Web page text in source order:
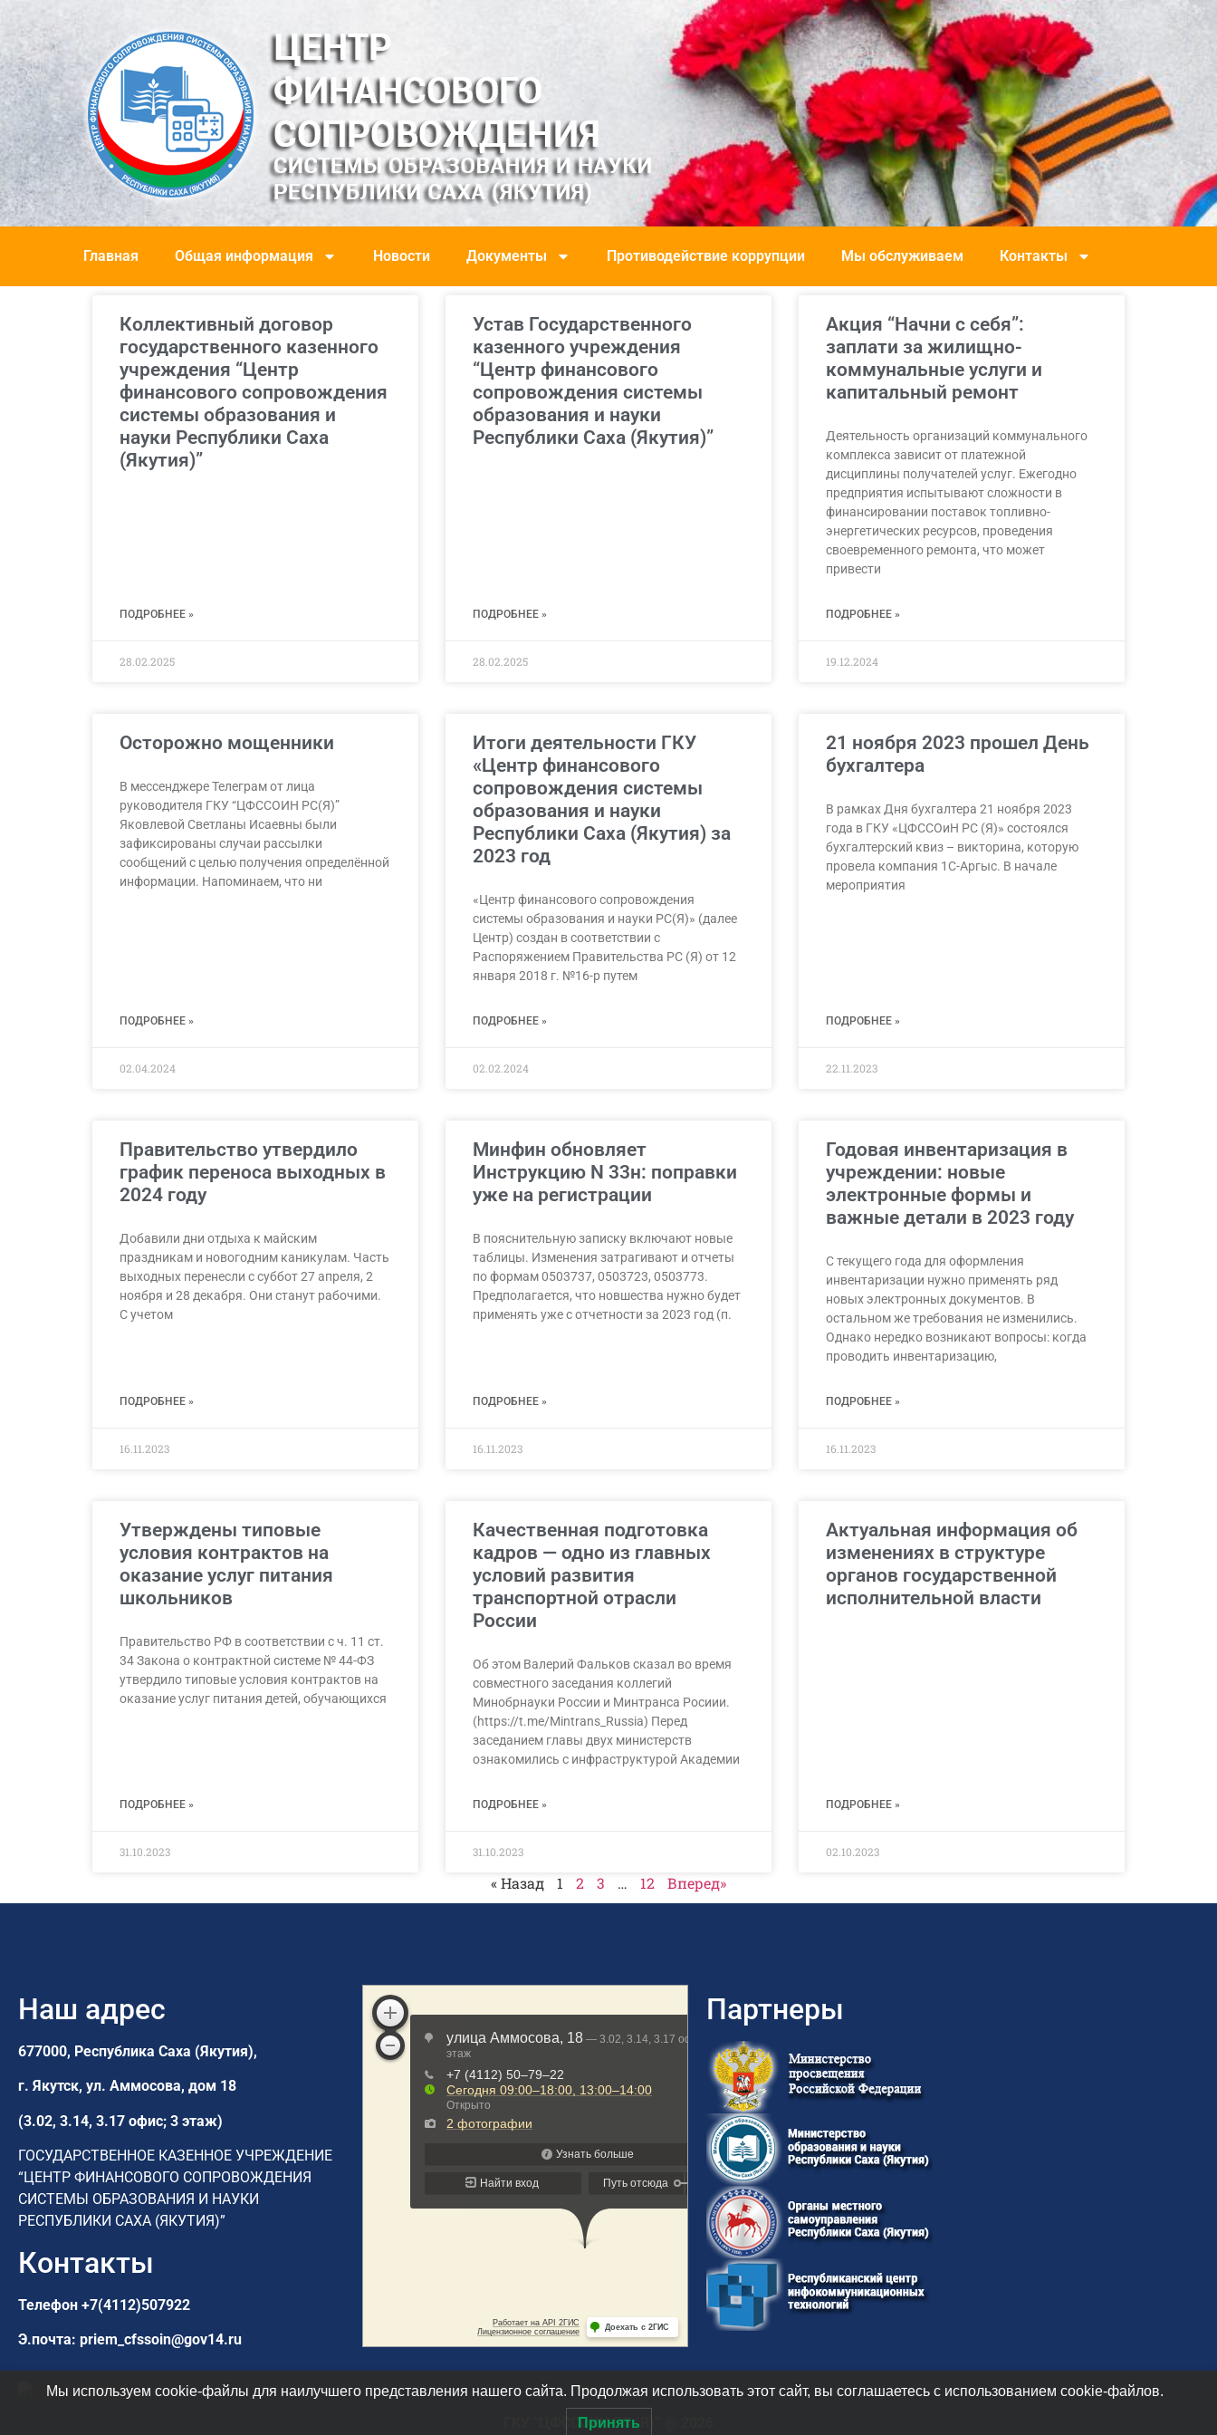
Главная Общая информация Новости Документы Противодействие коррупции Мы обслуживаем Контакты
Коллективный договор
государственного казенного
учреждения “Центр
финансового сопровождения
системы образования и
науки Республики Саха
(Якутия)”
ПОДРОБНЕЕ »
28.02.2025
Устав Государственного
казенного учреждения
“Центр финансового
сопровождения системы
образования и науки
Республики Саха (Якутия)”
ПОДРОБНЕЕ »
28.02.2025
Акция “Начни с себя”:
заплати за жилищно-
коммунальные услуги и
капитальный ремонт
Деятельность организаций коммунального
комплекса зависит от платежной
дисциплины получателей услуг. Ежегодно
предприятия испытывают сложности в
финансировании поставок топливно-
энергетических ресурсов, проведения
своевременного ремонта, что может
привести
ПОДРОБНЕЕ »
19.12.2024
Осторожно мощенники
В мессенджере Телеграм от лица
руководителя ГКУ “ЦФССОИН РС(Я)”
Яковлевой Светланы Исаевны были
зафиксированы случаи рассылки
сообщений с целью получения определённой
информации. Напоминаем, что ни
ПОДРОБНЕЕ »
02.04.2024
Итоги деятельности ГКУ
«Центр финансового
сопровождения системы
образования и науки
Республики Саха (Якутия) за
2023 год
«Центр финансового сопровождения
системы образования и науки РС(Я)» (далее
Центр) создан в соответствии с
Распоряжением Правительства РС (Я) от 12
января 2018 г. №16-р путем
ПОДРОБНЕЕ »
02.02.2024
21 ноября 2023 прошел День
бухгалтера
В рамках Дня бухгалтера 21 ноября 2023
года в ГКУ «ЦФССОиН РС (Я)» состоялся
бухгалтерский квиз – викторина, которую
провела компания 1С-Аргыс. В начале
мероприятия
ПОДРОБНЕЕ »
22.11.2023
Правительство утвердило
график переноса выходных в
2024 году
Добавили дни отдыха к майским
праздникам и новогодним каникулам. Часть
выходных перенесли с суббот 27 апреля, 2
ноября и 28 декабря. Они станут рабочими.
С учетом
ПОДРОБНЕЕ »
16.11.2023
Минфин обновляет
Инструкцию N 33н: поправки
уже на регистрации
В пояснительную записку включают новые
таблицы. Изменения затрагивают и отчеты
по формам 0503737, 0503723, 0503773.
Предполагается, что новшества нужно будет
применять уже с отчетности за 2023 год (п.
ПОДРОБНЕЕ »
16.11.2023
Годовая инвентаризация в
учреждении: новые
электронные формы и
важные детали в 2023 году
С текущего года для оформления
инвентаризации нужно применять ряд
новых электронных документов. В
остальном же требования не изменились.
Однако нередко возникают вопросы: когда
проводить инвентаризацию,
ПОДРОБНЕЕ »
16.11.2023
Утверждены типовые
условия контрактов на
оказание услуг питания
школьников
Правительство РФ в соответствии с ч. 11 ст.
34 Закона о контрактной системе № 44-ФЗ
утвердило типовые условия контрактов на
оказание услуг питания детей, обучающихся
ПОДРОБНЕЕ »
31.10.2023
Качественная подготовка
кадров — одно из главных
условий развития
транспортной отрасли
России
Об этом Валерий Фальков сказал во время
совместного заседания коллегий
Минобрнауки России и Минтранса Росиии.
(https://t.me/Mintrans_Russia) Перед
заседанием главы двух министерств
ознакомились с инфраструктурой Академии
ПОДРОБНЕЕ »
31.10.2023
Актуальная информация об
изменениях в структуре
органов государственной
исполнительной власти
ПОДРОБНЕЕ »
02.10.2023
« Назад 1 2 3 … 12 Вперед»
Наш адрес
677000, Республика Саха (Якутия),
г. Якутск, ул. Аммосова, дом 18
(3.02, 3.14, 3.17 офис; 3 этаж)
ГОСУДАРСТВЕННОЕ КАЗЕННОЕ УЧРЕЖДЕНИЕ
“ЦЕНТР ФИНАНСОВОГО СОПРОВОЖДЕНИЯ
СИСТЕМЫ ОБРАЗОВАНИЯ И НАУКИ
РЕСПУБЛИКИ САХА (ЯКУТИЯ)”
Контакты
Телефон +7(4112)507922
Э.почта: priem_cfssoin@gov14.ru
Партнеры
ГКУ “ЦФССОИН РС (Я)” @ 2026
Мы используем cookie-файлы для наилучшего представления нашего сайта. Продолжая использовать этот сайт, вы соглашаетесь с использованием cookie-файлов.
Принять